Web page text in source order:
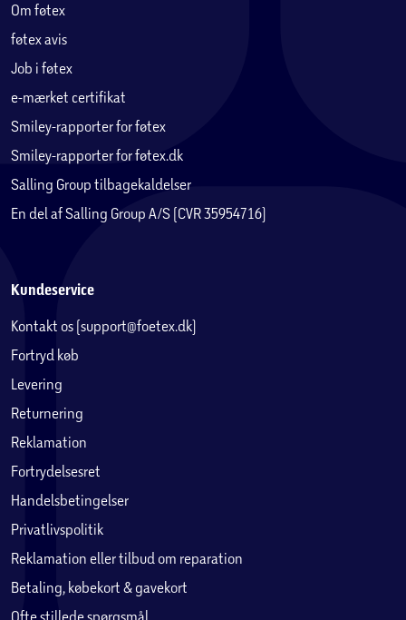
Om føtex
føtex avis
Job i føtex
e-mærket certifikat
Smiley-rapporter for føtex
Smiley-rapporter for føtex.dk
Salling Group tilbagekaldelser
En del af Salling Group A/S (CVR 35954716)
Kundeservice
Kontakt os (support@foetex.dk)
Fortryd køb
Levering
Returnering
Reklamation
Fortrydelsesret
Handelsbetingelser
Privatlivspolitik
Reklamation eller tilbud om reparation
Betaling, købekort & gavekort
Ofte stillede spørgsmål